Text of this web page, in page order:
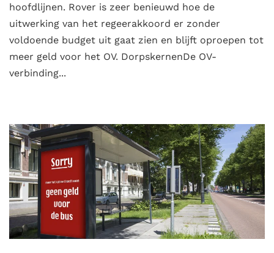
hoofdlijnen. Rover is zeer benieuwd hoe de
uitwerking van het regeerakkoord er zonder
voldoende budget uit gaat zien en blijft oproepen tot
meer geld voor het OV. DorpskernenDe OV-
verbinding...